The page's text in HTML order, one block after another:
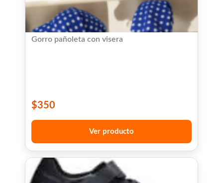
Gorro pañoleta con visera
$350
Ver producto